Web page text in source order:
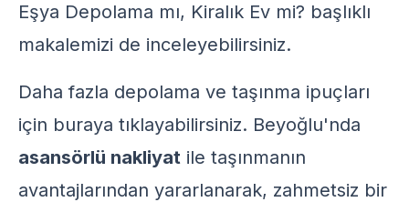
Eşya Depolama mı, Kiralık Ev mi? başlıklı
makalemizi de inceleyebilirsiniz.
Daha fazla depolama ve taşınma ipuçları
için buraya tıklayabilirsiniz. Beyoğlu'nda
asansörlü nakliyat ile taşınmanın
avantajlarından yararlanarak, zahmetsiz bir